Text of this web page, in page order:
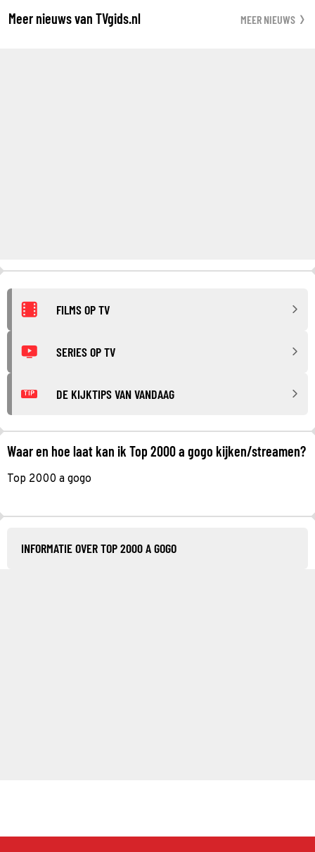
Meer nieuws van TVgids.nl MEER NIEUWS
FILMS OP TV
SERIES OP TV
TIP DE KIJKTIPS VAN VANDAAG
Waar en hoe laat kan ik Top 2000 a gogo kijken/streamen?
Top 2000 a gogo
INFORMATIE OVER TOP 2000 A GOGO